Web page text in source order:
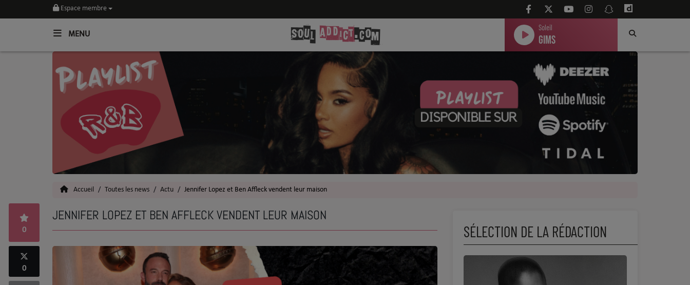
Espace membre
MENU
Soleil
Gims
Toutes les News
SOUL CULTURE
Talents
Top 5
SOUL ADDICT PLAY
Flash News
Accueil Toutes les news Actu Jennifer Lopez et Ben Affleck vendent leur maison
JENNIFER LOPEZ ET BEN AFFLECK VENDENT LEUR MAISON
0
0
SÉLECTION DE LA RÉDACTION